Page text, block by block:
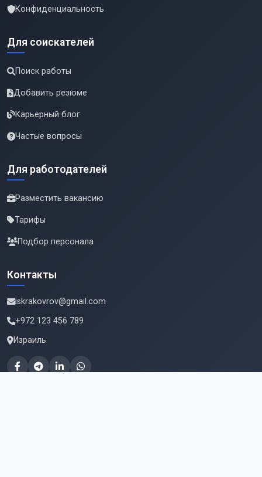
Конфиденциальность
Для соискателей
Поиск работы
Добавить резюме
Карьерный блог
Частые вопросы
Для работодателей
Разместить вакансию
Тарифы
Подбор персонала
Контакты
iskrakovrov@gmail.com
+972 123 456 789
Израиль